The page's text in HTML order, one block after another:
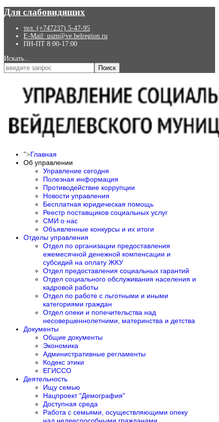
Для слабовидящих
тел. (+747237) 5-47-95
E-Mail: uszn@ve.belregion.ru
ПН-ПТ 8:00-17:00
Искать...
Поиск
">Главная
Об управлении
Управление сегодня
Полезная информация
Противодействие коррупции
Новости управления
Бесплатная юридическая помощь
Реестр поставщиков социальных услуг
СМИ о нас
Объявленные конкурсы и их итоги
Отделы управления
Отдел по организации предоставления
ежемесячной денежной компенсации и
субсидий на оплату ЖКУ
Отдел предоставления социальных гарантий
Отдел социального обслуживания населения и
кадровой работы
Отдел по работе с льготными и иными
категориями граждан
Отдел опеки и попечительства над
несовершеннолетними, материнства и детства
Документы
Общие документы
Экономика
Административные регламенты
Кодекс этики
ЕГИССО
Деятельность
Ищу семью
Нацпроект "Демография"
Доступная среда
Работа с семьями, осуществляющими опеку